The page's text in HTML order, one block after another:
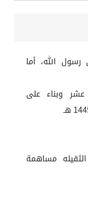
رسول الله، أما
عشر وبناء على
مساهمة